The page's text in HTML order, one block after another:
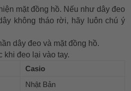
mặt đồng hồ. Nếu như dây đeo
không tháo rời, hãy luôn chú ý
dây đeo và mặt đồng hồ.
đeo lại vào tay.
Casio
Nhật Bản